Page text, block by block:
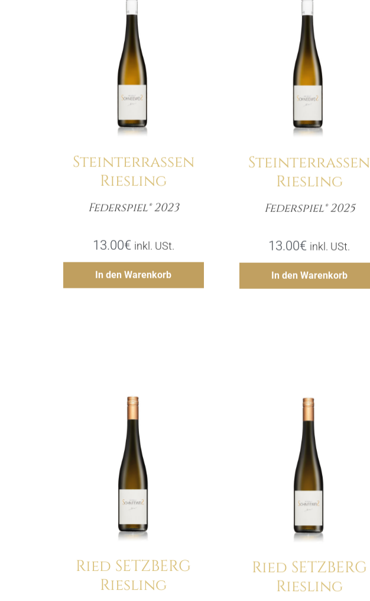
Steinterrassen
Riesling
Federspiel® 2023
13.00€ inkl. USt.
In den Warenkorb
Menge
Hinzufügen
Details
Steinterrassen
Riesling
Federspiel® 2025
13.00€ inkl. USt.
In den Warenkorb
Menge
Hinzufügen
Details
Ried SETZBERG
Riesling
Details
Ried SETZBERG
Riesling